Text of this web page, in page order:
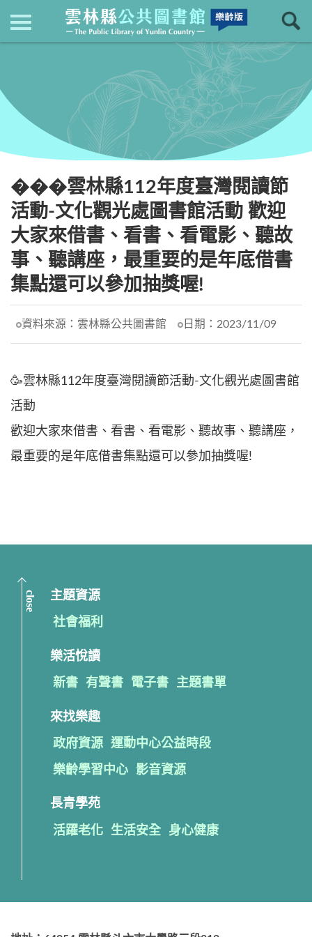
最新消息
���雲林縣112年度臺灣閱讀節
活動-文化觀光處圖書館活動 歡迎
大家來借書、看書、看電影、聽故
事、聽講座，最重要的是年底借書
集點還可以參加抽獎喔!
資料來源： 雲林縣公共圖書館 日期： 2023/11/09
🥳雲林縣112年度臺灣閱讀節活動-文化觀光處圖書館
活動
歡迎大家來借書、看書、看電影、聽故事、聽講座，
最重要的是年底借書集點還可以參加抽獎喔!
close 主題資源
社會福利
樂活悅讀
新書 有聲書 電子書 主題書單
來找樂趣
政府資源 運動中心公益時段
樂齡學習中心 影音資源
長青學苑
活躍老化 生活安全 身心健康